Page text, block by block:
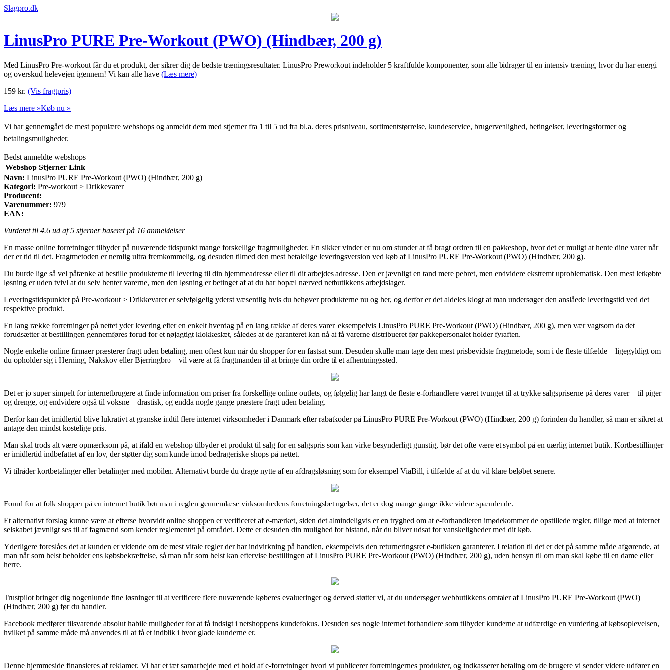
Slagpro.dk
LinusPro PURE Pre-Workout (PWO) (Hindbær, 200 g)
Med LinusPro Pre-workout får du et produkt, der sikrer dig de bedste træningsresultater. LinusPro Preworkout indeholder 5 kraftfulde komponenter, som alle bidrager til en intensiv træning, hvor du har energi
og overskud helevejen igennem! Vi kan alle have (Læs mere)
159 kr. (Vis fragtpris)
Læs mere »Køb nu »
Vi har gennemgået de mest populære webshops og anmeldt dem med stjerner fra 1 til 5 ud fra bl.a. deres prisniveau, sortimentstørrelse, kundeservice, brugervenlighed, betingelser, leveringsformer og
betalingsmuligheder.
Bedst anmeldte webshops
Webshop Stjerner Link
Navn: LinusPro PURE Pre-Workout (PWO) (Hindbær, 200 g)
Kategori: Pre-workout > Drikkevarer
Producent:
Varenummer: 979
EAN:
Vurderet til 4.6 ud af 5 stjerner baseret på 16 anmeldelser
En masse online forretninger tilbyder på nuværende tidspunkt mange forskellige fragtmuligheder. En sikker vinder er nu om stunder at få bragt ordren til en pakkeshop, hvor det er muligt at hente dine varer når
der er tid til det. Fragtmetoden er nemlig ultra fremkommelig, og desuden tilmed den mest betalelige leveringsversion ved køb af LinusPro PURE Pre-Workout (PWO) (Hindbær, 200 g).
Du burde lige så vel påtænke at bestille produkterne til levering til din hjemmeadresse eller til dit arbejdes adresse. Den er jævnligt en tand mere pebret, men endvidere ekstremt uproblematisk. Den mest letkøbte
løsning er uden tvivl at du selv henter varerne, men den løsning er betinget af at du har bopæl nærved netbutikkens arbejdslager.
Leveringstidspunktet på Pre-workout > Drikkevarer er selvfølgelig yderst væsentlig hvis du behøver produkterne nu og her, og derfor er det aldeles klogt at man undersøger den anslåede leveringstid ved det
respektive produkt.
En lang række forretninger på nettet yder levering efter en enkelt hverdag på en lang række af deres varer, eksempelvis LinusPro PURE Pre-Workout (PWO) (Hindbær, 200 g), men vær vagtsom da det
forudsætter at bestillingen gennemføres forud for et nøjagtigt klokkeslæt, således at de garanteret kan nå at få varerne distribueret før pakkepersonalet holder fyraften.
Nogle enkelte online firmaer præsterer fragt uden betaling, men oftest kun når du shopper for en fastsat sum. Desuden skulle man tage den mest prisbevidste fragtmetode, som i de fleste tilfælde – ligegyldigt om
du opholder sig i Herning, Nakskov eller Bjerringbro – vil være at få fragtmanden til at bringe din ordre til et afhentningssted.
Det er jo super simpelt for internetbrugere at finde information om priser fra forskellige online outlets, og følgelig har langt de fleste e-forhandlere været tvunget til at trykke salgspriserne på deres varer – til piger
og drenge, og endvidere også til voksne – drastisk, og endda nogle gange præstere fragt uden betaling.
Derfor kan det imidlertid blive lukrativt at granske indtil flere internet virksomheder i Danmark efter rabatkoder på LinusPro PURE Pre-Workout (PWO) (Hindbær, 200 g) forinden du handler, så man er sikret at
antage den mindst kostelige pris.
Man skal trods alt være opmærksom på, at ifald en webshop tilbyder et produkt til salg for en salgspris som kan virke besynderligt gunstig, bør det ofte være et symbol på en uærlig internet butik. Kortbestillinger
er imidlertid indbefattet af en lov, der støtter dig som kunde imod bedrageriske shops på nettet.
Vi tilråder kortbetalinger eller betalinger med mobilen. Alternativt burde du drage nytte af en afdragsløsning som for eksempel ViaBill, i tilfælde af at du vil klare beløbet senere.
Forud for at folk shopper på en internet butik bør man i reglen gennemlæse virksomhedens forretningsbetingelser, det er dog mange gange ikke videre spændende.
Et alternativt forslag kunne være at efterse hvorvidt online shoppen er verificeret af e-mærket, siden det almindeligvis er en tryghed om at e-forhandleren imødekommer de opstillede regler, tillige med at internet
selskabet jævnligt ses til af fagmænd som kender reglementet på området. Dette er desuden din mulighed for bistand, når du bliver udsat for vanskeligheder med dit køb.
Yderligere foreslåes det at kunden er vidende om de mest vitale regler der har indvirkning på handlen, eksempelvis den returneringsret e-butikken garanterer. I relation til det er det på samme måde afgørende, at
man når som helst beholder ens købsbekræftelse, så man når som helst kan eftervise bestillingen af LinusPro PURE Pre-Workout (PWO) (Hindbær, 200 g), uden hensyn til om man skal købe til en dame eller
herre.
Trustpilot bringer dig nogenlunde fine løsninger til at verificere flere nuværende køberes evalueringer og derved støtter vi, at du undersøger webbutikkens omtaler af LinusPro PURE Pre-Workout (PWO)
(Hindbær, 200 g) før du handler.
Facebook medfører tilsvarende absolut habile muligheder for at få indsigt i netshoppens kundefokus. Desuden ses nogle internet forhandlere som tilbyder kunderne at udfærdige en vurdering af købsoplevelsen,
hvilket på samme måde må anvendes til at få et indblik i hvor glade kunderne er.
Denne hjemmeside finansieres af reklamer. Vi har et tæt samarbejde med et hold af e-forretninger hvori vi publicerer forretningernes produkter, og indkasserer betaling om de brugere vi sender videre udfører en